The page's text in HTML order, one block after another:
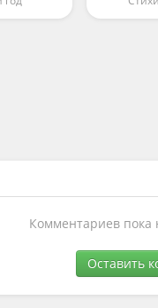
Комментариев пока
Оставить